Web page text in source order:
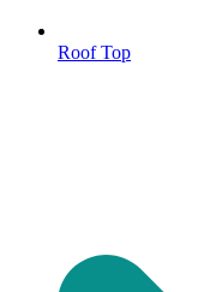
Roof Top